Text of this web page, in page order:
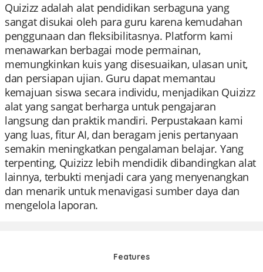
Quizizz adalah alat pendidikan serbaguna yang
sangat disukai oleh para guru karena kemudahan
penggunaan dan fleksibilitasnya. Platform kami
menawarkan berbagai mode permainan,
memungkinkan kuis yang disesuaikan, ulasan unit,
dan persiapan ujian. Guru dapat memantau
kemajuan siswa secara individu, menjadikan Quizizz
alat yang sangat berharga untuk pengajaran
langsung dan praktik mandiri. Perpustakaan kami
yang luas, fitur AI, dan beragam jenis pertanyaan
semakin meningkatkan pengalaman belajar. Yang
terpenting, Quizizz lebih mendidik dibandingkan alat
lainnya, terbukti menjadi cara yang menyenangkan
dan menarik untuk menavigasi sumber daya dan
mengelola laporan.
Features